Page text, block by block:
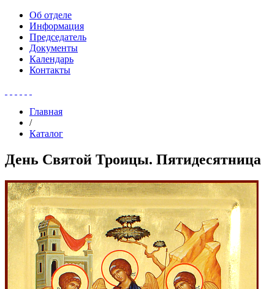
Об отделе
Информация
Председатель
Документы
Календарь
Контакты
Главная
/
Каталог
День Святой Троицы. Пятидесятница